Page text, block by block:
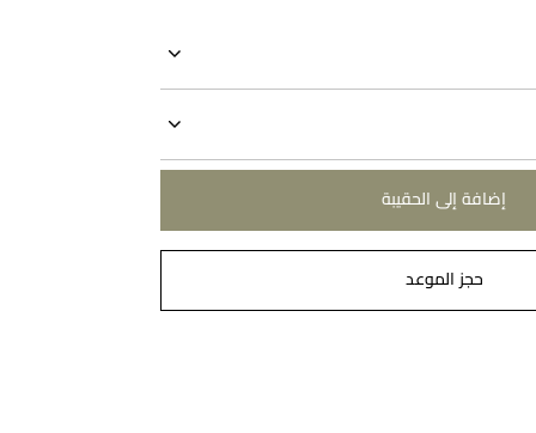
إضافة إلى الحقيبة
حجز الموعد